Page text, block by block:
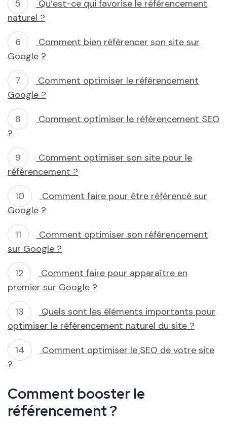
Qu’est-ce qui favorise le référencement
naturel ?
Comment bien référencer son site sur
Google ?
Comment optimiser le référencement
Google ?
Comment optimiser le référencement SEO
?
Comment optimiser son site pour le
référencement ?
Comment faire pour être référencé sur
Google ?
Comment optimiser son référencement
sur Google ?
Comment faire pour apparaître en
premier sur Google ?
Quels sont les éléments importants pour
optimiser le référencement naturel du site ?
Comment optimiser le SEO de votre site
?
Comment booster le
référencement ?